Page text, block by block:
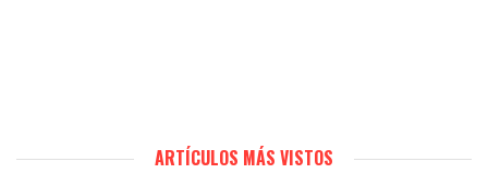
ARTÍCULOS MÁS VISTOS